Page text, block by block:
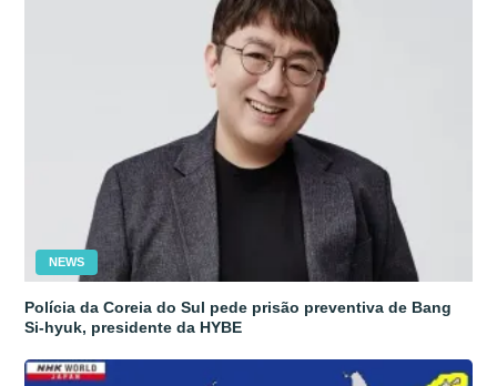
NEWS
Polícia da Coreia do Sul pede prisão preventiva de Bang
Si-hyuk, presidente da HYBE